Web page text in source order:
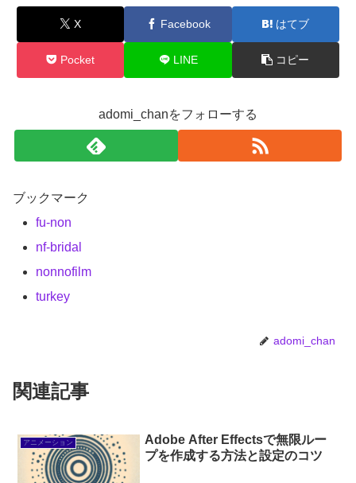
X Facebook はてブ
Pocket LINE コピー
adomi_chanをフォローする
ブックマーク
fu-non
nf-bridal
nonnofilm
turkey
adomi_chan
関連記事
アニメーション
Adobe After Effectsで無限ルー
プを作成する方法と設定のコツ